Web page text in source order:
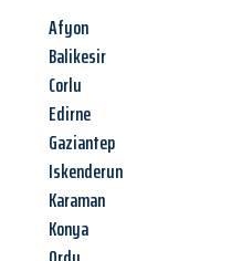
Afyon
Balikesir
Corlu
Edirne
Gaziantep
Iskenderun
Karaman
Konya